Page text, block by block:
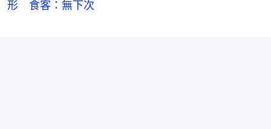
形 食客：無下次